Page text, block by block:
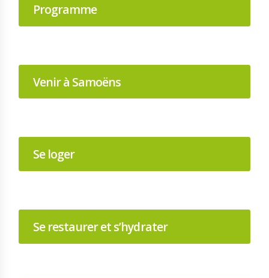
Programme
Venir à Samoëns
Se loger
Se restaurer et s’hydrater